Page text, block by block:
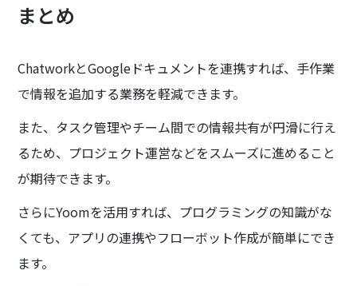
まとめ
ChatworkとGoogleドキュメントを連携すれば、手作業
で情報を追加する業務を軽減できます。
また、タスク管理やチーム間での情報共有が円滑に行え
るため、プロジェクト運営などをスムーズに進めること
が期待できます。
さらにYoomを活用すれば、プログラミングの知識がな
くても、アプリの連携やフローボット作成が簡単にでき
ます。